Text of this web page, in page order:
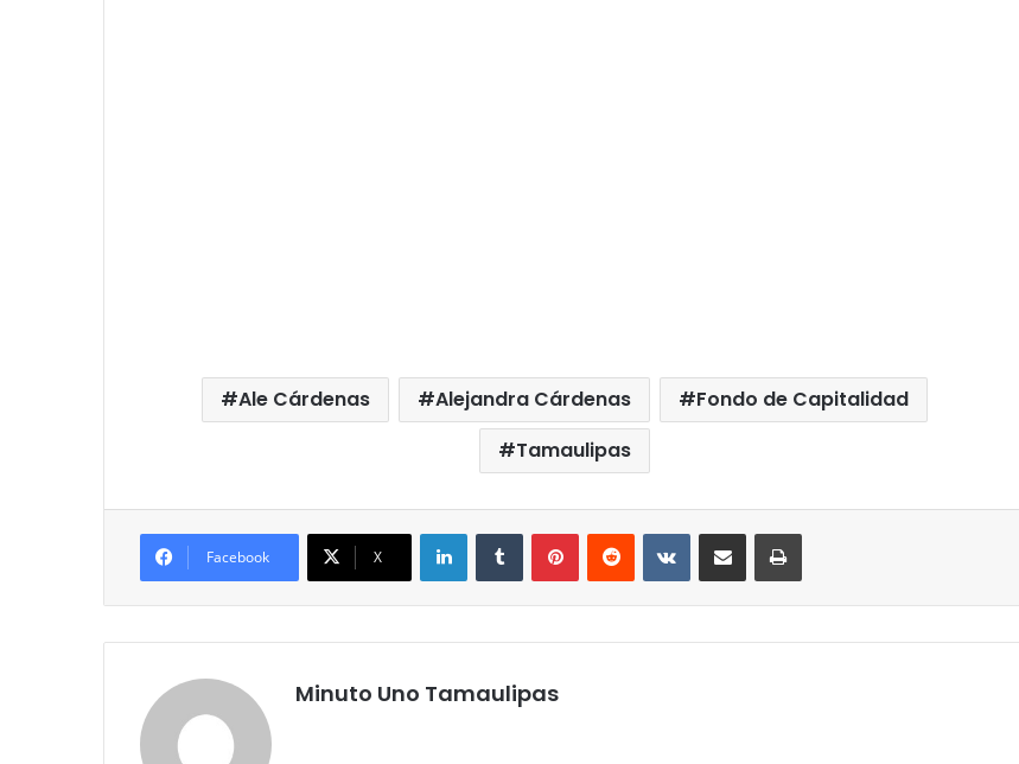
Ale Cárdenas Alejandra Cárdenas
Fondo de Capitalidad
Tamaulipas
Facebook X
LinkedInTumblrPinterestReddit VKontakteCompartir por correo electrónicoImprimir
Minuto Uno Tamaulipas